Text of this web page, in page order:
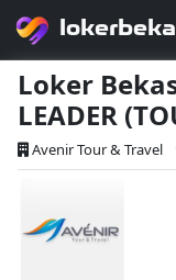
Loker
LEADER
Avenir Tour & Travel